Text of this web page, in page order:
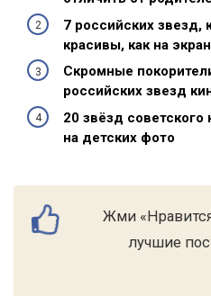
7 российских звезд,
красивы, как на
Скромные
российских звезд
20 звёзд советского
на детских фото
Жми
лучшие